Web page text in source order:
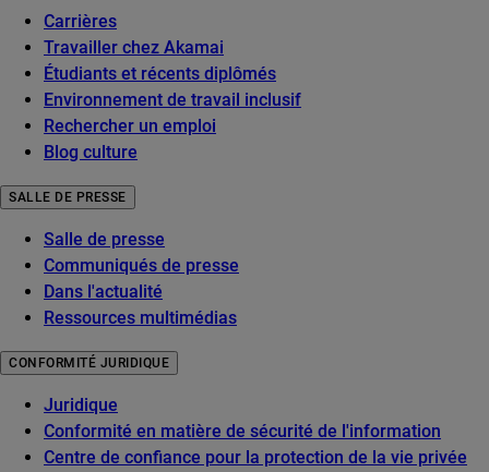
Carrières
Travailler chez Akamai
Étudiants et récents diplômés
Environnement de travail inclusif
Rechercher un emploi
Blog culture
SALLE DE PRESSE
Salle de presse
Communiqués de presse
Dans l'actualité
Ressources multimédias
CONFORMITÉ JURIDIQUE
Juridique
Conformité en matière de sécurité de l'information
Centre de confiance pour la protection de la vie privée